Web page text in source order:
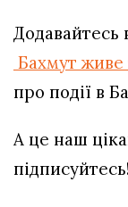
Бахмут живе
про події в
А це наш
підписуйтесь!